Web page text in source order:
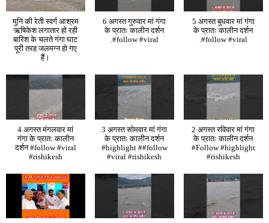
मुनि की रेती स्वर्ग आश्रम
ऋषिकेश लगातार हो रही
बारिश के चलते गंगा घाट
पूरी तरह जलमग्न हो गए
हैं।
6 अगस्त गुरुवार मां गंगा
के प्रातः कालीन दर्शन
.#follow #viral
5 अगस्त बुधवार मां गंगा
के प्रातः कालीन दर्शन
.#follow #viral
4 अगस्त मंगलवार मां
गंगा के प्रातः कालीन
दर्शन #follow #viral
#rishikesh
3 अगस्त सोमवार मां गंगा
के प्रातः कालीन दर्शन
#highlight ##follow
#viral #rishikesh
2 अगस्त रविवार मां गंगा
के प्रातः कालीन दर्शन
#Follow #highlight
#rishikesh